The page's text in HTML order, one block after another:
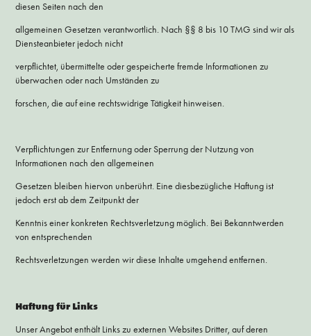
diesen Seiten nach den
allgemeinen Gesetzen verantwortlich. Nach §§ 8 bis 10 TMG sind wir als
Diensteanbieter jedoch nicht
verpflichtet, übermittelte oder gespeicherte fremde Informationen zu
überwachen oder nach Umständen zu
forschen, die auf eine rechtswidrige Tätigkeit hinweisen.
Verpflichtungen zur Entfernung oder Sperrung der Nutzung von
Informationen nach den allgemeinen
Gesetzen bleiben hiervon unberührt. Eine diesbezügliche Haftung ist
jedoch erst ab dem Zeitpunkt der
Kenntnis einer konkreten Rechtsverletzung möglich. Bei Bekanntwerden
von entsprechenden
Rechtsverletzungen werden wir diese Inhalte umgehend entfernen.
Haftung für Links
Unser Angebot enthält Links zu externen Websites Dritter, auf deren